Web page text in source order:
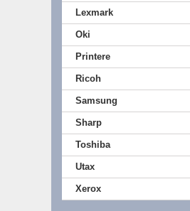
Lexmark
Oki
Printere
Ricoh
Samsung
Sharp
Toshiba
Utax
Xerox